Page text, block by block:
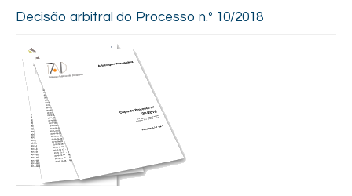
Decisão arbitral do Processo n.º 10/2018